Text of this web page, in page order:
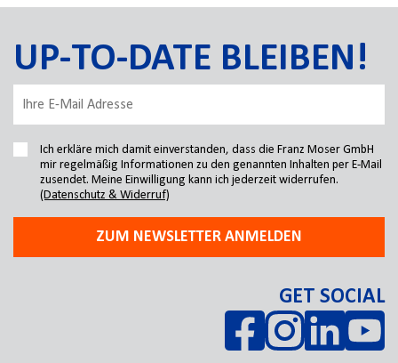
UP-TO-DATE BLEIBEN!
Ich erkläre mich damit einverstanden, dass die Franz Moser GmbH
mir regelmäßig Informationen zu den genannten Inhalten per E-Mail
zusendet. Meine Einwilligung kann ich jederzeit widerrufen.
(Datenschutz & Widerruf)
ZUM NEWSLETTER ANMELDEN
GET SOCIAL